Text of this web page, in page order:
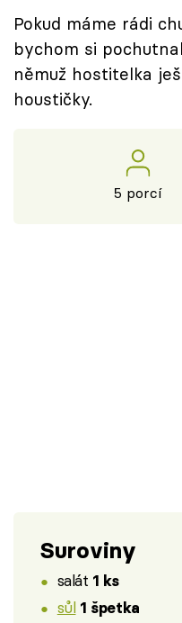
Přihlášení
Pokud máme rádi
bychom si
němuž hostitelka
houstičky.
5 porcí
Suroviny
salát 1 ks
sůl 1 špetka